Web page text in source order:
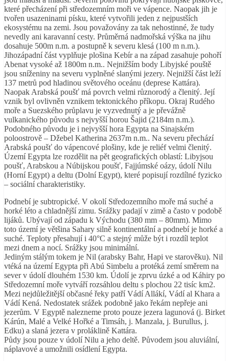
které přecházení při středozemním moři ve vápence. Naopak jih je
tvořen usazeninami písku, které vytvořili jeden z nejpustších
ekosystému na zemi. Jsou považovány za tak nehostinné, že tudy
nevedly ani karavanní cesty. Průměrná nadmořská výška na jihu
dosahuje 500m n.m. a postupně k severu klesá (100 m n.m.).
Jihozápadní část vyplňuje plošina Kebír a na západ zasahuje pohoří
Abenat vysoké až 1800m n.m.. Nejnižším body Libyjské pouště
jsou sníženiny na severu vyplněné slanými jezery. Nejnižší část leží
137 metrů pod hladinou světového oceánu (deprese Kattára).
Naopak Arabská poušť má povrch velmi různorodý a členitý. Její
vznik byl ovlivněn vznikem tektonického příkopu. Okraj Rudého
moře a Suezského průplavu je vyzvednutý a je převážně
vulkanického původu s nejvyšší horou Šajid (2184m n.m.).
Podobného původu je i nejvyšší hora Egypta na Sinajském
poloostrově – Džebel Katherina 2637m n.m.. Na severu přechází
Arabská poušť do vápencové plošiny, kde je reliéf velmi členitý.
Území Egypta lze rozdělit na pět geografických oblastí: Libyjsou
poušť, Arabskou a Núbijskou poušť, Fajjúmské oázy, údolí Nilu
(Horní Egypt) a deltu (Dolní Egypt), které popisují rozdílné fyzicko
– sociální charakteristiky.
Podnebí je subtropické. V okolí Středozemního moře má suché a
horké léto a chladnější zimu. Srážky padají v zimě a často v podobě
lijáků. Ubývají od západu k Východu (380 mm – 80mm). Mimo
toto území je většina Sahary silně kontinentální a podnebí je horké a
suché. Teploty přesahují i 40°C a stejný může být i rozdíl teplot
mezi dnem a nocí. Srážky jsou minimální.
Jediným stálým tokem je Nil (arabsky Bahr, Hapi ve starověku). Nil
vtéká na území Egypta při Abú Simbelu a protéká zemí směrem na
sever v údolí dlouhém 1530 km. Údolí je zprvu úzké a od Káhiry po
Středozemní moře vytváří rozsáhlou deltu s plochou 22 tisíc km2.
Mezi nejdůležitější občasné řeky patří Vádí Allákí, Vádí al Khara a
Vádí Kená. Nedostatek srážek podobně jako řekám nepřeje ani
jezerům. V Egyptě nalezneme proto pouze jezera lagunová (j. Birket
Kárún, Malé a Velké Hořké a Timsáh, j. Manzala, j. Burullus, j.
Edku) a slaná jezera v proláklině Kattára.
Půdy jsou pouze v údolí Nilu a jeho deltě. Původem jsou aluviální,
náplavové a umožnili osídlení Egypta.